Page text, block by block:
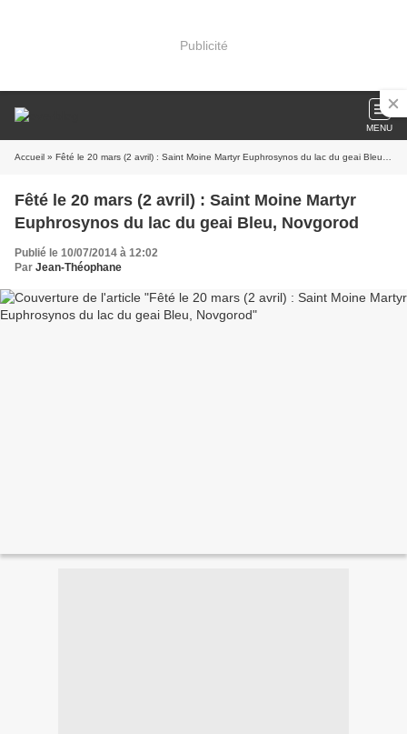
Publicité
MENU
Accueil » Fêté le 20 mars (2 avril) : Saint Moine Martyr Euphrosynos du lac du geai Bleu, Novgorod
Fêté le 20 mars (2 avril) : Saint Moine Martyr
Euphrosynos du lac du geai Bleu, Novgorod
Publié le 10/07/2014 à 12:02
Par Jean-Théophane